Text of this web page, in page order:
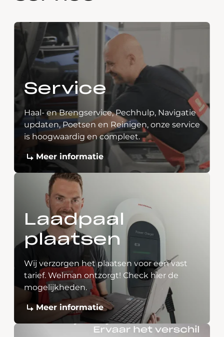
Service
Haal- en Brengservice, Pechhulp, Navigatie
updaten, Poetsen en Reinigen, onze service
is hoogwaardig en compleet.
Meer informatie
Laadpaal
plaatsen
Wij verzorgen het plaatsen voor een vast
tarief. Welman ontzorgt! Check hier de
mogelijkheden.
Meer informatie